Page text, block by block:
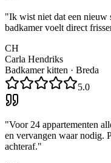
"Ik wist niet dat een
badkamer voelt direct
CH
Carla Hendriks
Badkamer kitten · Breda
5.0
"Voor 24 appartementen
en vervangen waar nodig.
achteraf."